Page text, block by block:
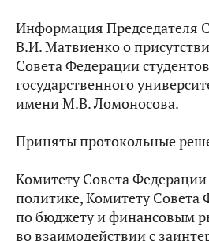
Информация Председателя
В.И. Матвиенко о
Совета Федерации
государственного
имени М.В. Ломоносова.
Приняты протокольные
Комитету Совета
политике, Комитету Совета
по бюджету и финансовым
во взаимодействии с